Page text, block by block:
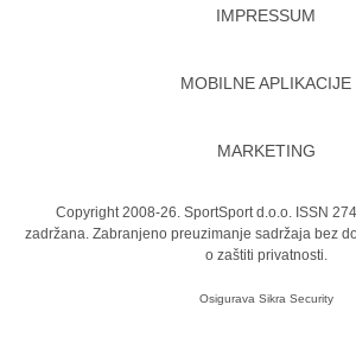
IMPRESSUM
MOBILNE APLIKACIJE
MARKETING
Copyright 2008-26. SportSport d.o.o. ISSN
zadržana. Zabranjeno preuzimanje sadržaja bez
o zaštiti privatnosti.
Osigurava Sikra Security